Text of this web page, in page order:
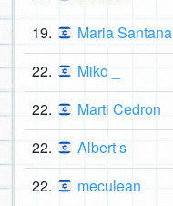
19. Maria Santana
22. Miko _
22. Marti Cedron
22. Albert s
22. meculean